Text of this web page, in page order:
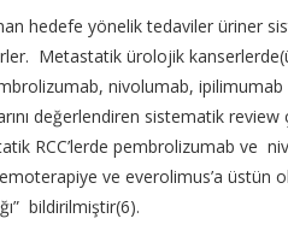
hedefe yönelik tedaviler üriner
Metastatik ürolojik
nivolumab, ipilimumab
değerlendiren sistematik review
RCC’lerde pembrolizumab ve
ve everolimus’a üstün
bildirilmiştir(6).